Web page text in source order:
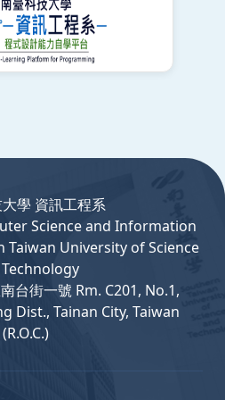
學 資訊工程系
Science and Information
Taiwan University of Science
台街一號 Rm. C201, No.1,
Dist., Tainan City, Taiwan
(R.O.C.)